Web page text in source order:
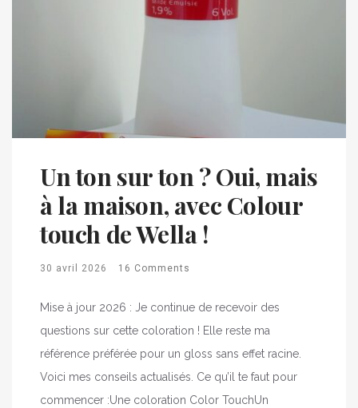
Un ton sur ton ? Oui, mais
à la maison, avec Colour
touch de Wella !
30 avril 2026 16 Comments
Mise à jour 2026 : Je continue de recevoir des
questions sur cette coloration ! Elle reste ma
référence préférée pour un gloss sans effet racine.
Voici mes conseils actualisés. Ce qu’il te faut pour
commencer :Une coloration Color TouchUn